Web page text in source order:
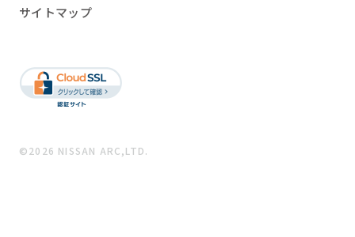
サイトマップ
©2026 NISSAN ARC,LTD.